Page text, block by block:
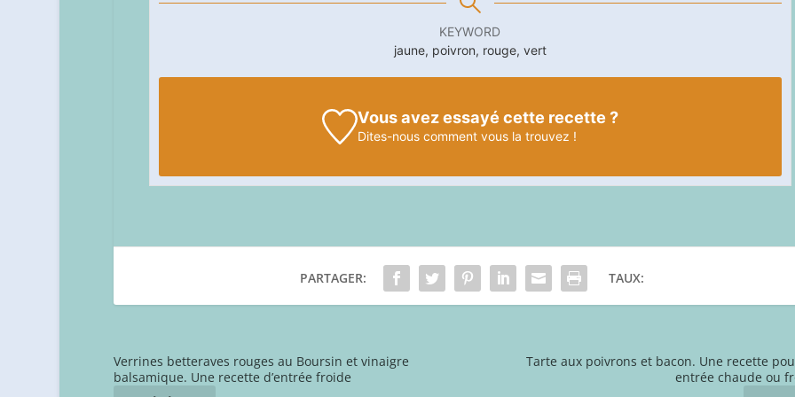
KEYWORD
jaune, poivron, rouge, vert
Vous avez essayé cette recette ?
Dites-nouscomment vous la trouvez !
PARTAGER: TAUX:
Verrines betteraves rouges au Boursin et vinaigre
balsamique. Une recette d’entrée froide
Tarte aux poivrons et bacon. Une recette
entrée chaude ou